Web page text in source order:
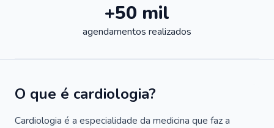
+50 mil
agendamentos realizados
O que é cardiologia?
Cardiologia é a especialidade da medicina que faz a